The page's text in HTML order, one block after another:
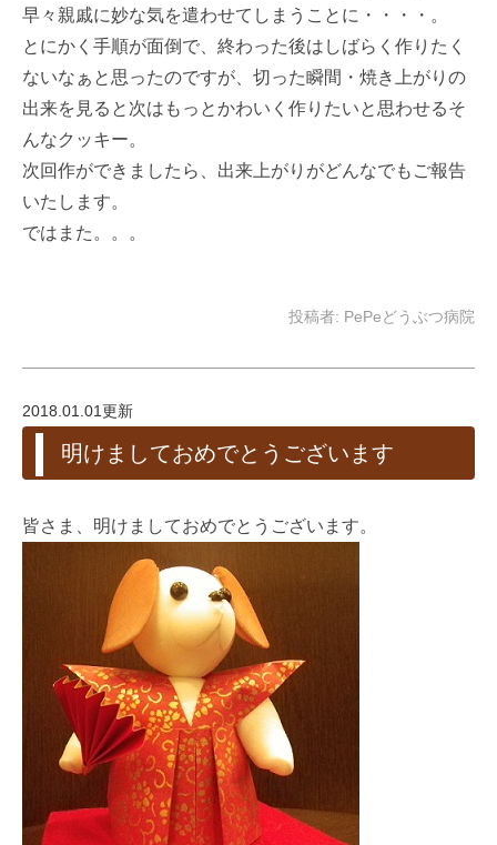
早々親戚に妙な気を遣わせてしまうことに・・・・。
とにかく手順が面倒で、終わった後はしばらく作りたく
ないなぁと思ったのですが、切った瞬間・焼き上がりの
出来を見ると次はもっとかわいく作りたいと思わせるそ
んなクッキー。
次回作ができましたら、出来上がりがどんなでもご報告
いたします。
ではまた。。。
投稿者: PePeどうぶつ病院
2018.01.01更新
明けましておめでとうございます
皆さま、明けましておめでとうございます。